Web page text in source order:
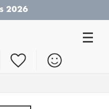
24210-26019